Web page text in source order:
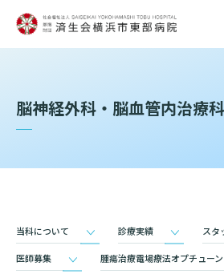
脳神経外科・脳血管内治療科
当科について 診療実績 スタ
医師募集 腫瘍治療電場療法オプチューン